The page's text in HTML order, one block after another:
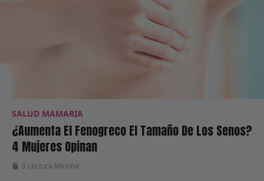
SALUD MAMARIA
¿Aumenta El Fenogreco El Tamaño De Los Senos?
4 Mujeres Opinan
9 Lectura Mínima